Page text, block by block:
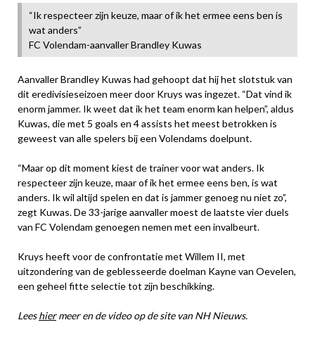
“Ik respecteer zijn keuze, maar of ik het ermee eens ben is
wat anders”
FC Volendam-aanvaller Brandley Kuwas
Aanvaller Brandley Kuwas had gehoopt dat hij het slotstuk van
dit eredivisieseizoen meer door Kruys was ingezet. “Dat vind ik
enorm jammer. Ik weet dat ik het team enorm kan helpen”, aldus
Kuwas, die met 5 goals en 4 assists het meest betrokken is
geweest van alle spelers bij een Volendams doelpunt.
“Maar op dit moment kiest de trainer voor wat anders. Ik
respecteer zijn keuze, maar of ik het ermee eens ben, is wat
anders. Ik wil altijd spelen en dat is jammer genoeg nu niet zo”,
zegt Kuwas. De 33-jarige aanvaller moest de laatste vier duels
van FC Volendam genoegen nemen met een invalbeurt.
Kruys heeft voor de confrontatie met Willem II, met
uitzondering van de geblesseerde doelman Kayne van Oevelen,
een geheel fitte selectie tot zijn beschikking.
Leeshiermeer en de video op de site van NH Nieuws.